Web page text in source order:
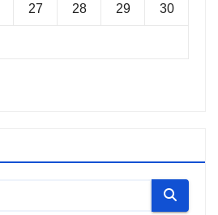
27 28 29 30